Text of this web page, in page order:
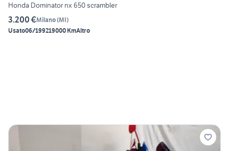
Honda Dominator nx 650 scrambler
3.200 €Milano(MI)
Usato06/199219000 KmAltro